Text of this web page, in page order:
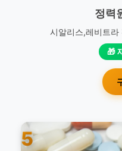
정력
시알리스,레비트
🎁
5